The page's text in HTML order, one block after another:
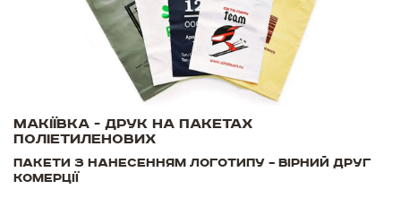
Макіївка - друк на пакетах
поліетиленових
Пакети з нанесенням логотипу – вірний друг
комерції